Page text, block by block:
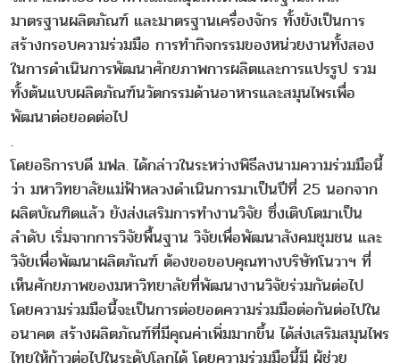
มาตรฐานผลิตภัณฑ์ และมาตรฐานเครื่องจักร ทั้งยังเป็นการ
สร้างกรอบความร่วมมือ การทำกิจกรรมของหน่วยงานทั้งสอง
ในการดำเนินการพัฒนาศักยภาพการผลิตและการแปรรูป รวม
ทั้งต้นแบบผลิตภัณฑ์นวัตกรรมด้านอาหารและสมุนไพรเพื่อ
พัฒนาต่อยอดต่อไป
.
โดยอธิการบดี มฟล. ได้กล่าวในระหว่างพิธีลงนามความร่วมมือนี้
ว่า มหาวิทยาลัยแม่ฟ้าหลวงดำเนินการมาเป็นปีที่ 25 นอกจาก
ผลิตบัณฑิตแล้ว ยังส่งเสริมการทำงานวิจัย ซึ่งเติบโตมาเป็น
ลำดับ เริ่มจากการวิจัยพื้นฐาน วิจัยเพื่อพัฒนาสังคมชุมชน และ
วิจัยเพื่อพัฒนาผลิตภัณฑ์ ต้องขอขอบคุณทางบริษัทโนวาฯ ที่
เห็นศักยภาพของมหาวิทยาลัยที่พัฒนางานวิจัยร่วมกันต่อไป
โดยความร่วมมือนี้จะเป็นการต่อยอดความร่วมมือต่อกันต่อไปใน
อนาคต สร้างผลิตภัณฑ์ที่มีคุณค่าเพิ่มมากขึ้น ได้ส่งเสริมสมุนไพร
ไทยให้ก้าวต่อไปในระดับโลกได้ โดยความร่วมมือนี้มี ผู้ช่วย